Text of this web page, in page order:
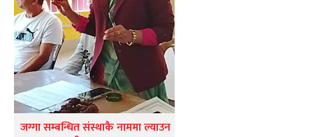
जग्गा सम्बन्धित संस्थाकै नाममा ल्याउन